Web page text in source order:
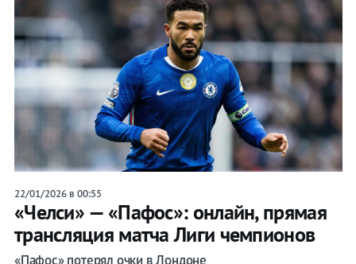
22/01/2026 в 00:55
«Челси» — «Пафос»: онлайн, прямая
трансляция матча Лиги чемпионов
«Пафос» потерял очки в Лондоне